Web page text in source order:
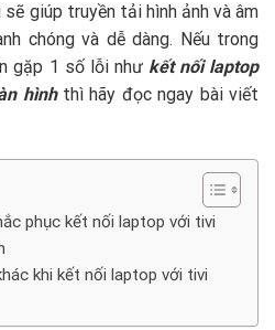
giúp truyền tải hình ảnh và âm
chóng và dễ dàng. Nếu trong
gặp 1 số lỗi nhưkết nối laptop
hìnhthì hãy đọc ngay bài viết
phục kết nối laptop với tivi
khi kết nối laptop với tivi